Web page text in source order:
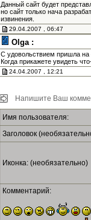
Данный сайт будет
но сайт только нача
извинения.
29.04.2007 , 06:47
Olga :
С удовольствием пришла на
Когда прикажете увидеть
24.04.2007 , 12:21
Напишите Ваш
Имя пользователя:
Заголовок
Иконка: (необязательно)
Комментарий: